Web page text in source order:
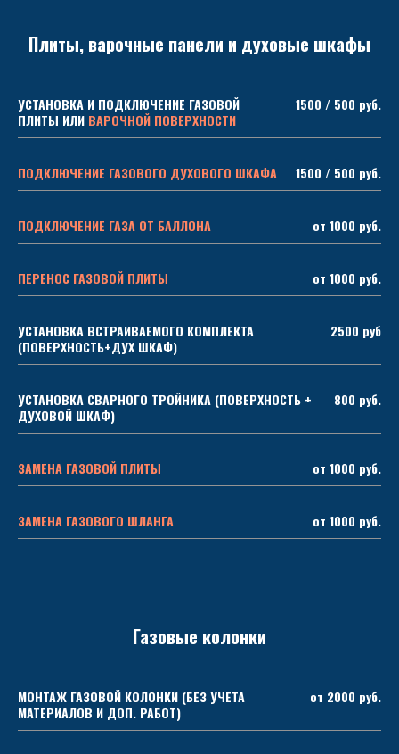
Плиты, варочные панели и духовые шкафы
УСТАНОВКА И ПОДКЛЮЧЕНИЕ ГАЗОВОЙ
ПЛИТЫ ИЛИ ВАРОЧНОЙ ПОВЕРХНОСТИ
1500 / 500 руб.
ПОДКЛЮЧЕНИЕ ГАЗОВОГО ДУХОВОГО ШКАФА 1500 / 500 руб.
ПОДКЛЮЧЕНИЕ ГАЗА ОТ БАЛЛОНА от 1000 руб.
ПЕРЕНОС ГАЗОВОЙ ПЛИТЫ от 1000 руб.
УСТАНОВКА ВСТРАИВАЕМОГО КОМПЛЕКТА
(ПОВЕРХНОСТЬ+ДУХ ШКАФ)
2500 руб
УСТАНОВКА СВАРНОГО ТРОЙНИКА (ПОВЕРХНОСТЬ +
ДУХОВОЙ ШКАФ)
800 руб.
ЗАМЕНА ГАЗОВОЙ ПЛИТЫ от 1000 руб.
ЗАМЕНА ГАЗОВОГО ШЛАНГА от 1000 руб.
Газовые колонки
МОНТАЖ ГАЗОВОЙ КОЛОНКИ (БЕЗ УЧЕТА
МАТЕРИАЛОВ И ДОП. РАБОТ)
от 2000 руб.